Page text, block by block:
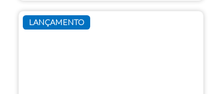
LANÇAMENTO